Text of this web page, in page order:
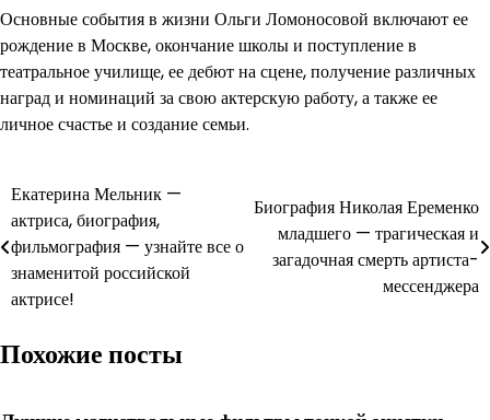
Основные события в жизни Ольги Ломоносовой включают ее
рождение в Москве, окончание школы и поступление в
театральное училище, ее дебют на сцене, получение различных
наград и номинаций за свою актерскую работу, а также ее
личное счастье и создание семьи.
Навигация
по
записям
Екатерина Мельник —
актриса, биография,
фильмография — узнайте все о
знаменитой российской
актрисе!
Биография Николая Еременко
младшего — трагическая и
загадочная смерть артиста-
мессенджера
Похожие посты